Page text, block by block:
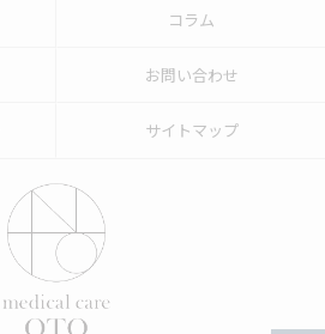
コラム
お問い合わせ
サイトマップ